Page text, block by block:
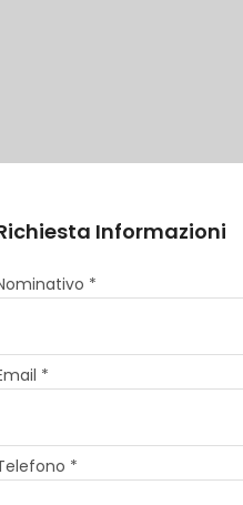
Informazioni
*
*
*